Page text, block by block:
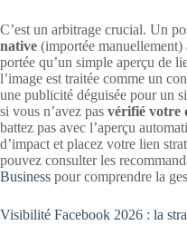
C’est un arbitrage crucial. Un
native (importée manuellement)
portée qu’un simple aperçu de
l’image est traitée comme un
une publicité déguisée pour un
si vous n’avez pas vérifié votre
battez pas avec l’aperçu
d’impact et placez votre lien
pouvez consulter les
Business pour comprendre la
Visibilité Facebook 2026 : la